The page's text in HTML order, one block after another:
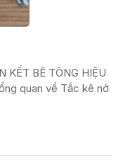
KẾT BÊ TÔNG HIỆU
quan về Tắc kê nở